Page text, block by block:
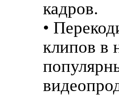
кадров.
•
клипов в